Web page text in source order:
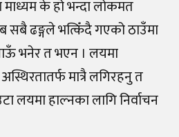
माध्यम के हो भन्दा लोकमत
सबै ढङ्गले भत्किँदै गएको ठाउँमा
भनेर त भएन । लयमा
मात्रै लगिरहनु त
लयमा हाल्नका लागि निर्वाचन